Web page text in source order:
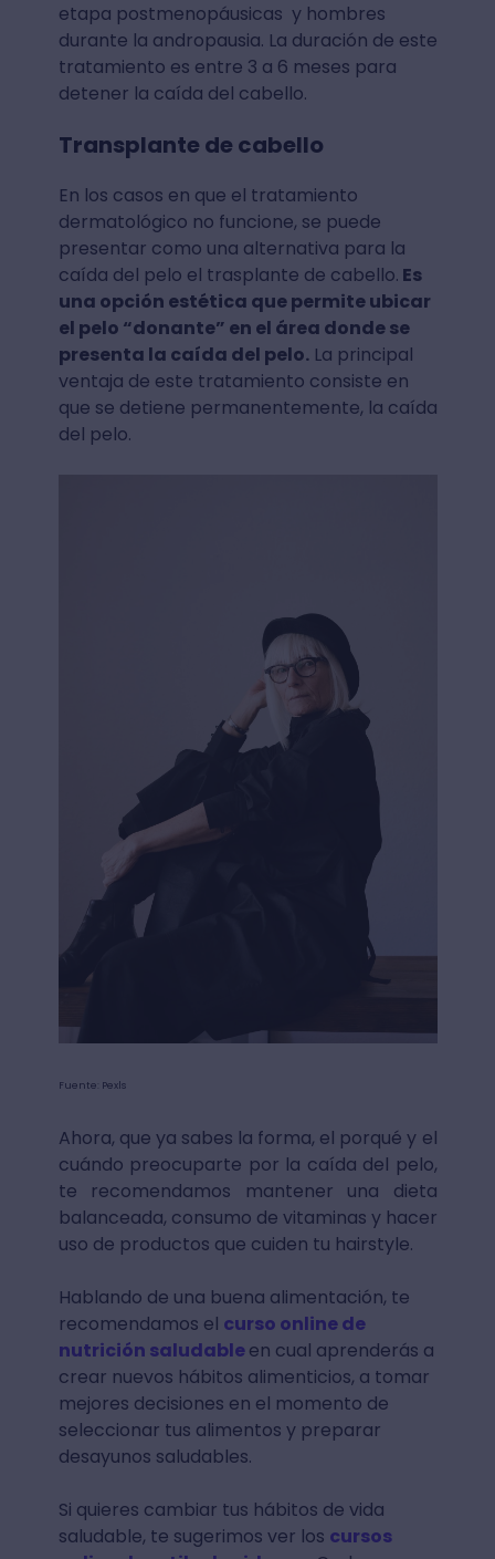
etapa postmenopáusicas y hombres
durante la andropausia. La duración de este
tratamiento es entre 3 a 6 meses para
detener la caída del cabello.
Transplante de cabello
En los casos en que el tratamiento
dermatológico no funcione, se puede
presentar como una alternativa para la
caída del pelo el trasplante de cabello. Es
una opción estética que permite ubicar
el pelo “donante” en el área donde se
presenta la caída del pelo.La principal
ventaja de este tratamiento consiste en
que se detiene permanentemente, la caída
del pelo.
Fuente: Pexls
Ahora, que ya sabes la forma, el porqué y el
cuándo preocuparte por la caída del pelo,
te recomendamos mantener una dieta
balanceada, consumo de vitaminas y hacer
uso de productos que cuiden tu hairstyle.
Hablando de una buena alimentación, te
recomendamos el curso online de
nutrición saludableen cual aprenderás a
crear nuevos hábitos alimenticios, a tomar
mejores decisiones en el momento de
seleccionar tus alimentos y preparar
desayunos saludables.
Si quieres cambiar tus hábitos de vida
saludable, te sugerimos ver los cursos